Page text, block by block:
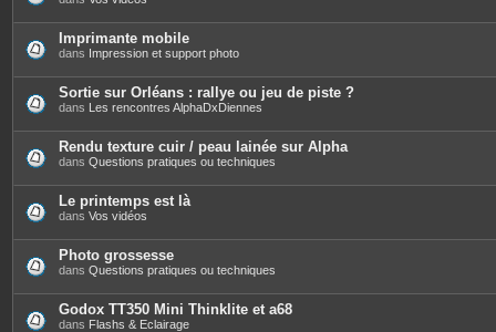
Imprimante mobile
dans Impression et support photo
Sortie sur Orléans : rallye ou jeu de piste ?
dans Les rencontres AlphaDxDiennes
Rendu texture cuir / peau lainée sur Alpha
dans Questions pratiques ou techniques
Le printemps est là
dans Vos vidéos
Photo grossesse
dans Questions pratiques ou techniques
Godox TT350 Mini Thinklite et a68
dans Flashs & Eclairage